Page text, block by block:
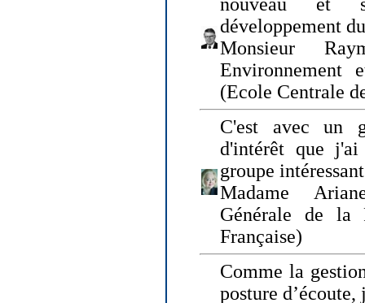
développement
Monsieur
Environnement
(Ecole Centrale
C'est avec un
d'intérêt que
groupe
Madame
Générale de la
Française)
Comme la
posture